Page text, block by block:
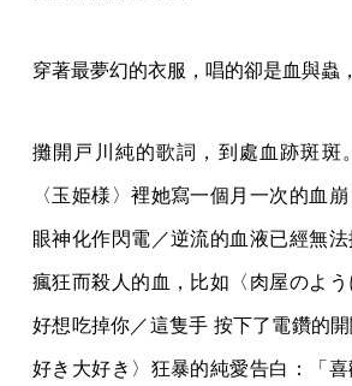
穿著最夢幻的衣服，唱的卻是血與蟲
攤開戸川純的歌詞，到處血跡斑斑
〈玉姫様〉裡她寫一個月一次的血
眼神化作閃電／逆流的血液已經無
瘋狂而殺人的血，比如〈肉屋のよ
好想吃掉你／這隻手 按下了電鑽的
好き大好き〉狂暴的純愛告白：「